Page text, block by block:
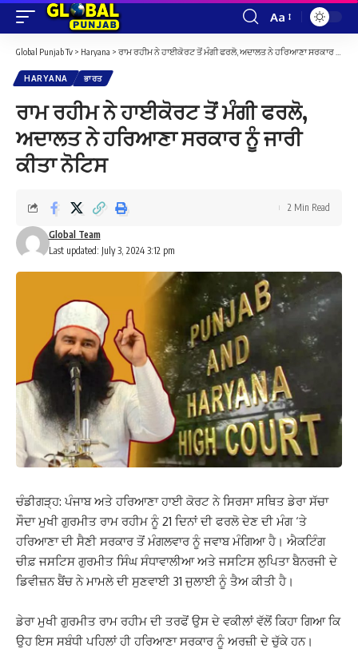
Font
Resizer
Aa
Global Punjab Tv > Haryana > ਰਾਮ ਰਹੀਮ ਨੇ ਹਾਈਕੋਰਟ ਤੋਂ ਮੰਗੀ ਫਰਲੋ, ਅਦਾਲਤ ਨੇ ਹਰਿਆਣਾ ਸਰਕਾਰ ਨੂੰ ਜਾਰੀ ਕੀਤਾ ਨੋਟਿਸ
HARYANA ਭਾਰਤ
ਰਾਮ ਰਹੀਮ ਨੇ ਹਾਈਕੋਰਟ ਤੋਂ ਮੰਗੀ ਫਰਲੋ,
ਅਦਾਲਤ ਨੇ ਹਰਿਆਣਾ ਸਰਕਾਰ ਨੂੰ ਜਾਰੀ
ਕੀਤਾ ਨੋਟਿਸ
Last updated: July 3, 2024 3:12 pm
Global Team
2 Min Read
ਚੰਡੀਗੜ੍ਹ: ਪੰਜਾਬ ਅਤੇ ਹਰਿਆਣਾ ਹਾਈ ਕੋਰਟ ਨੇ ਸਿਰਸਾ ਸਥਿਤ ਡੇਰਾ ਸੱਚਾ
ਸੌਦਾ ਮੁਖੀ ਗੁਰਮੀਤ ਰਾਮ ਰਹੀਮ ਨੂੰ 21 ਦਿਨਾਂ ਦੀ ਫਰਲੋ ਦੇਣ ਦੀ ਮੰਗ ‘ਤੇ
ਹਰਿਆਣਾ ਦੀ ਸੈਣੀ ਸਰਕਾਰ ਤੋਂ ਮੰਗਲਵਾਰ ਨੂੰ ਜਵਾਬ ਮੰਗਿਆ ਹੈ। ਐਕਟਿੰਗ
ਚੀਫ਼ ਜਸਟਿਸ ਗੁਰਮੀਤ ਸਿੰਘ ਸੰਧਾਵਾਲੀਆ ਅਤੇ ਜਸਟਿਸ ਲੁਪਿਤਾ ਬੈਨਰਜੀ ਦੇ
ਡਿਵੀਜ਼ਨ ਬੈਂਚ ਨੇ ਮਾਮਲੇ ਦੀ ਸੁਣਵਾਈ 31 ਜੁਲਾਈ ਨੂੰ ਤੈਅ ਕੀਤੀ ਹੈ।
ਡੇਰਾ ਮੁਖੀ ਗੁਰਮੀਤ ਰਾਮ ਰਹੀਮ ਦੀ ਤਰਫੋਂ ਉਸ ਦੇ ਵਕੀਲਾਂ ਵੱਲੋਂ ਕਿਹਾ ਗਿਆ ਕਿ
ਉਹ ਇਸ ਸਬੰਧੀ ਪਹਿਲਾਂ ਹੀ ਹਰਿਆਣਾ ਸਰਕਾਰ ਨੂੰ ਅਰਜ਼ੀ ਦੇ ਚੁੱਕੇ ਹਨ।